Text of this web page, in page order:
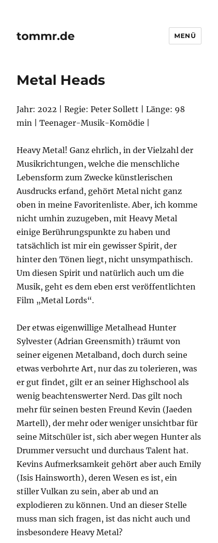
tommr.de MENÜ
Metal Heads
Jahr: 2022 | Regie: Peter Sollett | Länge: 98
min | Teenager-Musik-Komödie |
Heavy Metal! Ganz ehrlich, in der Vielzahl der
Musikrichtungen, welche die menschliche
Lebensform zum Zwecke künstlerischen
Ausdrucks erfand, gehört Metal nicht ganz
oben in meine Favoritenliste. Aber, ich komme
nicht umhin zuzugeben, mit Heavy Metal
einige Berührungspunkte zu haben und
tatsächlich ist mir ein gewisser Spirit, der
hinter den Tönen liegt, nicht unsympathisch.
Um diesen Spirit und natürlich auch um die
Musik, geht es dem eben erst veröffentlichten
Film „Metal Lords“.
Der etwas eigenwillige Metalhead Hunter
Sylvester (Adrian Greensmith) träumt von
seiner eigenen Metalband, doch durch seine
etwas verbohrte Art, nur das zu tolerieren, was
er gut findet, gilt er an seiner Highschool als
wenig beachtenswerter Nerd. Das gilt noch
mehr für seinen besten Freund Kevin (Jaeden
Martell), der mehr oder weniger unsichtbar für
seine Mitschüler ist, sich aber wegen Hunter als
Drummer versucht und durchaus Talent hat.
Kevins Aufmerksamkeit gehört aber auch Emily
(Isis Hainsworth), deren Wesen es ist, ein
stiller Vulkan zu sein, aber ab und an
explodieren zu können. Und an dieser Stelle
muss man sich fragen, ist das nicht auch und
insbesondere Heavy Metal?